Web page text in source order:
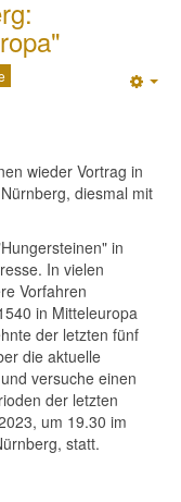
wieder Vortrag in
Nürnberg, diesmal mit
in
In vielen
Vorfahren
in Mitteleuropa
der letzten fünf
die aktuelle
versuche einen
der letzten
um 19.30 im
statt.